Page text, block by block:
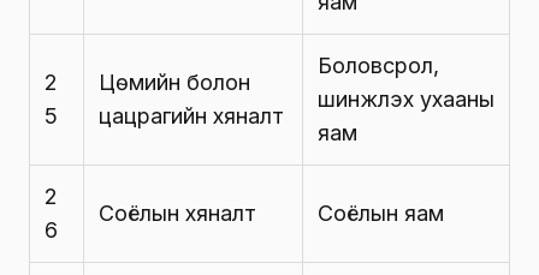
2
5
Цөмийн болон
цацрагийн хяналт
Боловсрол,
шинжлэх ухааны
яам
2
6
Соёлын хяналт Соёлын яам